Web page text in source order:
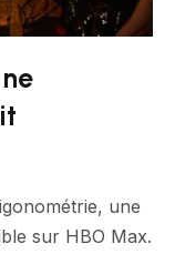
une
sur HBO Max.